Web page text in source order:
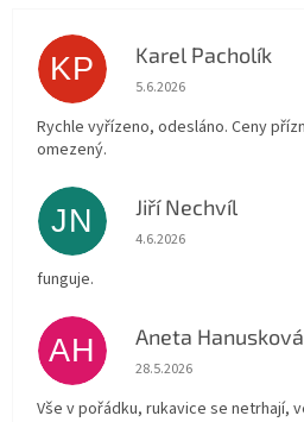
KP Karel Pacholík
Hodnocení obchodu je
5.6.2026
Rychle vyřízeno, odesláno. Ceny
omezený.
JN Jiří Nechvíl
Hodnocení obchodu je
4.6.2026
funguje.
AH Aneta Hanusková
Hodnocení obchodu je 5
28.5.2026
Vše v pořádku, rukavice se netrhají,